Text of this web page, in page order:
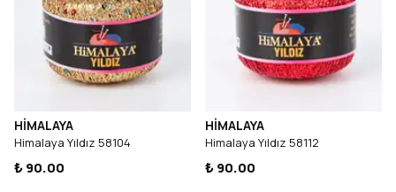
HİMALAYA
Himalaya Yıldız 58104
₺ 90.00
HİMALAYA
Himalaya Yıldız 58112
₺ 90.00